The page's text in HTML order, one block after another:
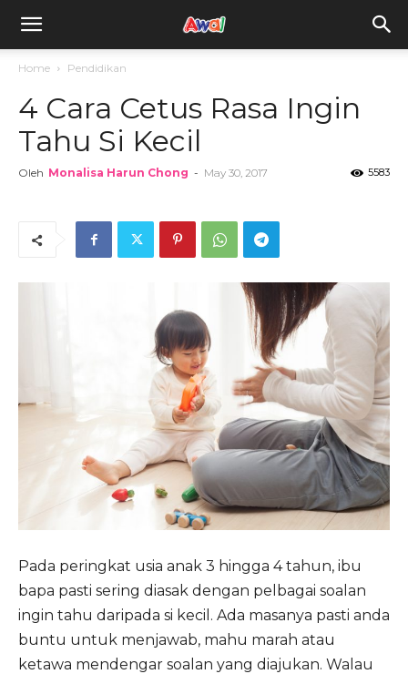
awal.my
Home Pendidikan
4 Cara Cetus Rasa Ingin
Tahu Si Kecil
Oleh Monalisa Harun Chong - May 30, 2017 5583
Pada peringkat usia anak 3 hingga 4 tahun, ibu
bapa pasti sering diasak dengan pelbagai soalan
ingin tahu daripada si kecil. Ada masanya pasti anda
buntu untuk menjawab, mahu marah atau
ketawa mendengar soalan yang diajukan. Walau